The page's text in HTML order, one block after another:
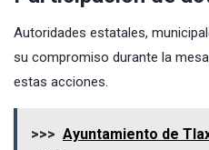
Autoridades estatales,
su compromiso durante la
estas acciones.
>>> Ayuntamiento de